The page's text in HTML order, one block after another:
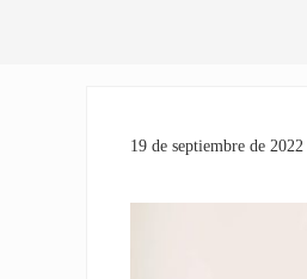
19 de septiembre de 2022